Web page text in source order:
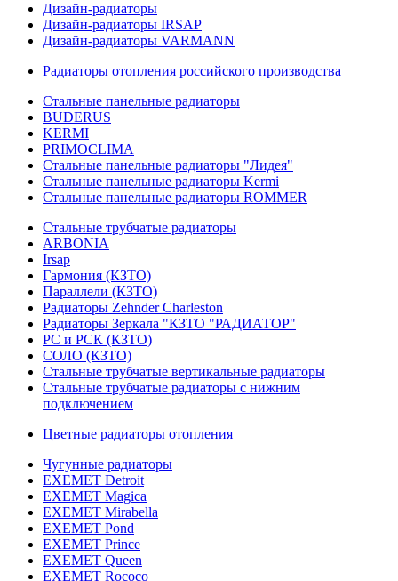
Дизайн-радиаторы
Дизайн-радиаторы IRSAP
Дизайн-радиаторы VARMANN
Радиаторы отопления российского производства
Стальные панельные радиаторы
BUDERUS
KERMI
PRIMOCLIMA
Стальные панельные радиаторы "Лидея"
Стальные панельные радиаторы Kermi
Стальные панельные радиаторы ROMMER
Стальные трубчатые радиаторы
ARBONIA
Irsap
Гармония (КЗТО)
Параллели (КЗТО)
Радиаторы Zehnder Charleston
Радиаторы Зеркала "КЗТО "РАДИАТОР"
РС и РСК (КЗТО)
СОЛО (КЗТО)
Стальные трубчатые вертикальные радиаторы
Стальные трубчатые радиаторы с нижним
подключением
Цветные радиаторы отопления
Чугунные радиаторы
EXEMET Detroit
EXEMET Magica
EXEMET Mirabella
EXEMET Pond
EXEMET Prince
EXEMET Queen
EXEMET Rococo